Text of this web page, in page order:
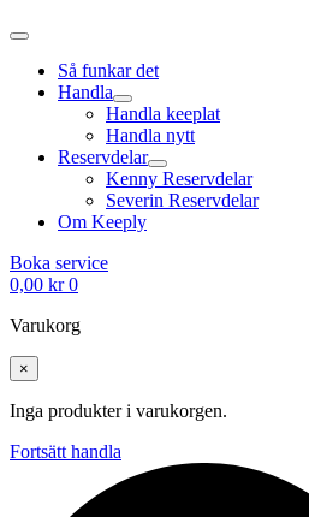
Så funkar det
Handla
Handla keeplat
Handla nytt
Reservdelar
Kenny Reservdelar
Severin Reservdelar
Om Keeply
Boka service
0,00 kr 0
Varukorg
×
Inga produkter i varukorgen.
Fortsätt handla